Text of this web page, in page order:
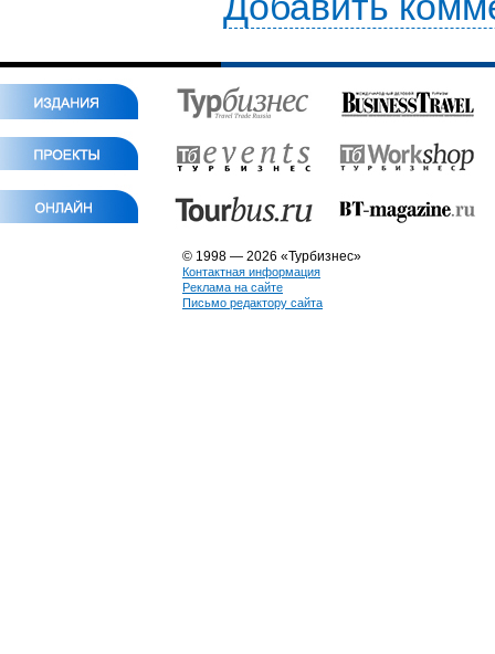
© 1998 — 2026 «Турбизнес»
Контактная информация
Реклама на сайте
Письмо редактору сайта